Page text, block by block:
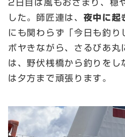
2日目は風もおさまり、穏
した。師匠連は、 夜中に起
にも関わらず「今日も釣り
ボヤきながら、さるびあ丸
は、野伏桟橋から釣りをし
は夕方まで頑張ります。